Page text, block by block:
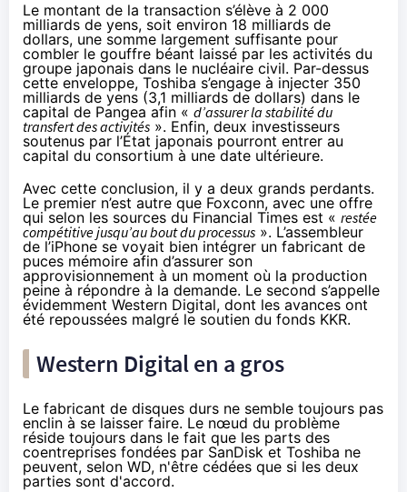
Le montant de la transaction s’élève à 2 000
milliards de yens, soit environ 18 milliards de
dollars, une somme largement suffisante pour
combler le gouffre béant laissé par les activités du
groupe japonais dans le nucléaire civil. Par-dessus
cette enveloppe, Toshiba s’engage à injecter 350
milliards de yens (3,1 milliards de dollars) dans le
capital de Pangea afin « d’assurerla stabilité du
transfert des activités ». Enfin, deux investisseurs
soutenus par l’État japonais pourront entrer au
capital du consortium à une date ultérieure.
Avec cette conclusion, il y a deux grands perdants.
Le premier n’est autre que Foxconn, avec une offre
qui selon les sources du Financial Times est « restée
compétitive jusqu’au bout du processus ». L’assembleur
de l’iPhone se voyait bien intégrer un fabricant de
puces mémoire afin d’assurer son
approvisionnement à un moment où la production
peine à répondre à la demande. Le second s’appelle
évidemment Western Digital, dont les avances ont
été repoussées malgré le soutien du fonds KKR.
Western Digital en a gros
Le fabricant de disques durs ne semble toujours pas
enclin à se laisser faire. Le nœud du problème
réside toujours dans le fait que les parts des
coentreprises fondées par SanDisk et Toshiba ne
peuvent, selon WD, n'être cédées que si les deux
parties sont d'accord.